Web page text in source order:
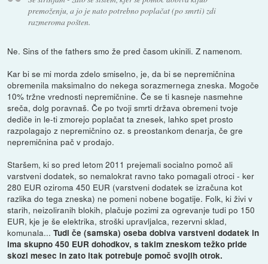
premoženju, a jo je nato potrebno poplačat (po smrti) zdi
razmeroma pošten.
Ne. Sins of the fathers smo že pred časom ukinili. Z namenom.
Kar bi se mi morda zdelo smiselno, je, da bi se nepremičnina
obremenila maksimalno do nekega sorazmernega zneska. Mogoče
10% tržne vrednosti nepremičnine. Če se ti kasneje nasmehne
sreča, dolg poravnaš. Če po tvoji smrti država obremeni tvoje
dediče in le-ti zmorejo poplačat ta znesek, lahko spet prosto
razpolagajo z nepremičnino oz. s preostankom denarja, če gre
nepremičnina pač v prodajo.
Staršem, ki so pred letom 2011 prejemali socialno pomoč ali
varstveni dodatek, so nemalokrat ravno tako pomagali otroci - ker
280 EUR oziroma 450 EUR (varstveni dodatek se izračuna kot
razlika do tega zneska) ne pomeni nobene bogatije. Folk, ki živi v
starih, neizoliranih blokih, plačuje pozimi za ogrevanje tudi po 150
EUR, kje je še elektrika, stroški upravljalca, rezervni sklad,
komunala...Tudi če (samska) oseba dobiva varstveni dodatek in
ima skupno 450 EUR dohodkov, s takim zneskom težko pride
skozi mesec in zato itak potrebuje pomoč svojih otrok.